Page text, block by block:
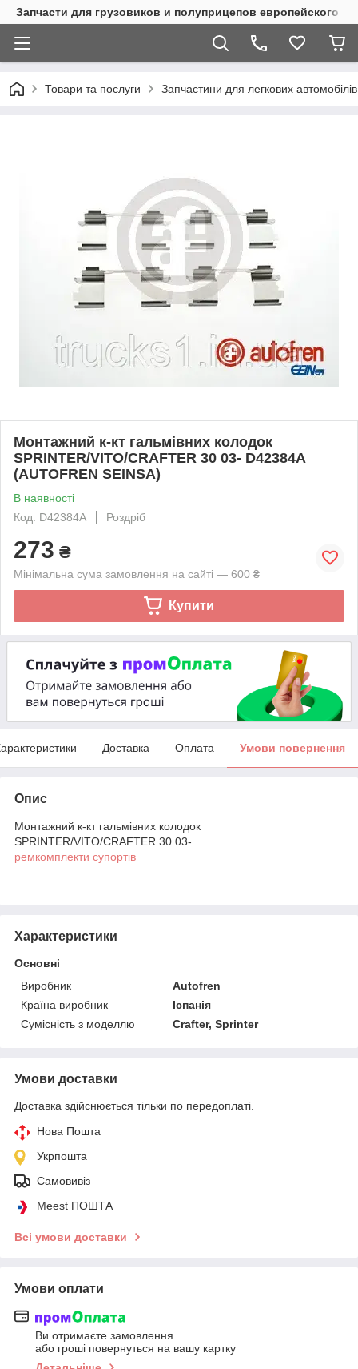
Запчасти для грузовиков и полуприцепов европейского
Товари та послуги Запчастини для легкових автомобілів
Монтажний к-кт гальмівних колодок
SPRINTER/VITO/CRAFTER 30 03- D42384A
(AUTOFREN SEINSA)
В наявності
Код: D42384A
Роздріб
273 ₴
Мінімальна сума замовлення на сайті — 600 ₴
Купити
Доставка Оплата Умови повернення
Опис
Монтажний к-кт гальмівних колодок
SPRINTER/VITO/CRAFTER 30 03-
ремкомплекти супортів
Характеристики
Основні
Виробник
Autofren
Країна виробник
Іспанія
Сумісність з моделлю
Crafter, Sprinter
Умови доставки
Доставка здійснюється тільки по передоплаті.
Нова Пошта
Укрпошта
Самовивіз
Meest ПОШТА
Всі умови доставки
Умови оплати
Ви отримаєте замовлення
або гроші повернуться на вашу картку